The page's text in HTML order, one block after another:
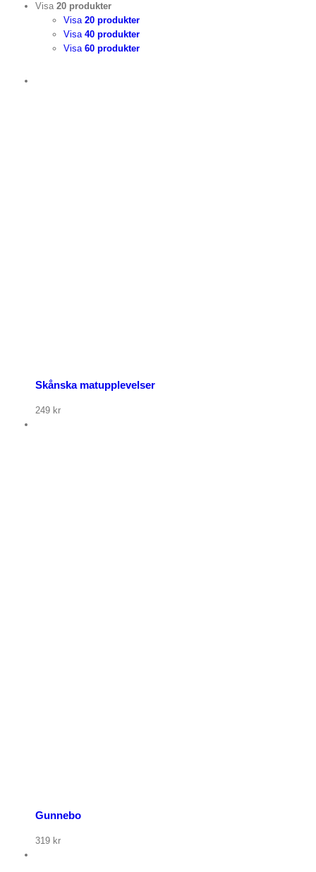
Visa 20 produkter
Visa 20 produkter
Visa 40 produkter
Visa 60 produkter
Skånska matupplevelser
249 kr
Gunnebo
319 kr